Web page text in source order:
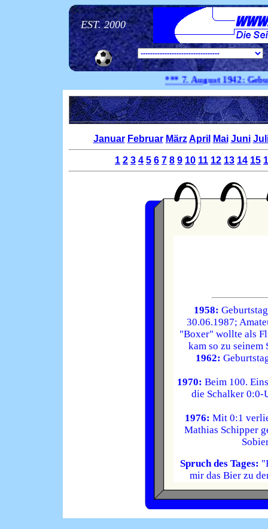
EST. 2000
*** 7. August1942:
Januar Februar März April Mai Juni
1 2 3 4 5 6 7 8 9 10 11 12 13 14 15
1958:
30.06.1987;
"Boxer" wollte als
kam so zu seinem
1962:
1970: Beim 100.
die Schalker 0:0-
1976: Mit 0:1
Mathias Schipper
Spruch des Tages:
mir das Bier zu